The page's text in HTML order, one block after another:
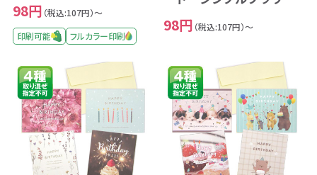
98円 （税込:107円）～
印刷可能
フルカラー印刷
98円 （税込:107円）～